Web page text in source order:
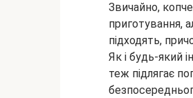
Звичайно,
приготування,
підходять,
Як і будь-який
теж підлягає